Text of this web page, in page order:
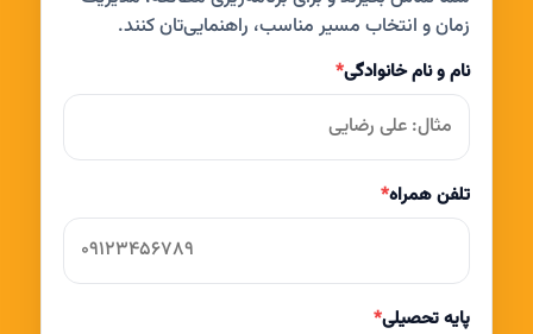
زمان و انتخاب مسیر مناسب، راهنمایی‌تان کنند.
نام و نام خانوادگی*
تلفن همراه*
پایه تحصیلی*